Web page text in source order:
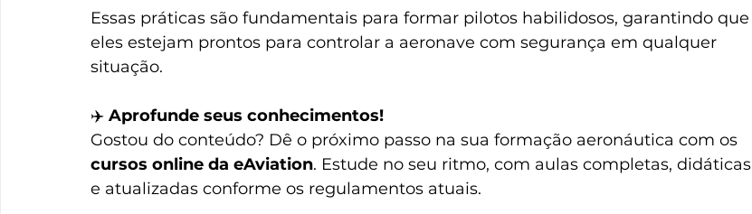
Essas práticas são fundamentais para formar pilotos habilidosos, garantindo que
eles estejam prontos para controlar a aeronave com segurança em qualquer
situação.
✈️ Aprofunde seus conhecimentos!
Gostou do conteúdo? Dê o próximo passo na sua formação aeronáutica com os
cursos online da eAviation. Estude no seu ritmo, com aulas completas, didáticas
e atualizadas conforme os regulamentos atuais.